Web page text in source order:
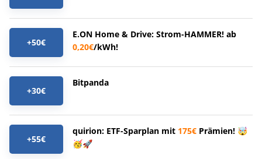
+50€
E.ON Home & Drive: Strom-HAMMER! ab
0,20€/kWh!
+30€
Bitpanda
+55€
quirion: ETF-Sparplan mit 175€ Prämien! 🤯
🥳🚀